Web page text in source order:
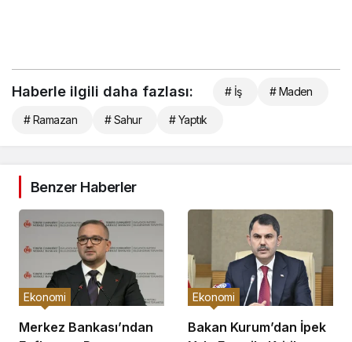
Haberle ilgili daha fazlası: # İş # Maden
# Ramazan # Sahur # Yaptık
Benzer Haberler
Merkez Bankası’ndan
Ekonomi
Bakan Kurum’dan İpek
Ekonomi